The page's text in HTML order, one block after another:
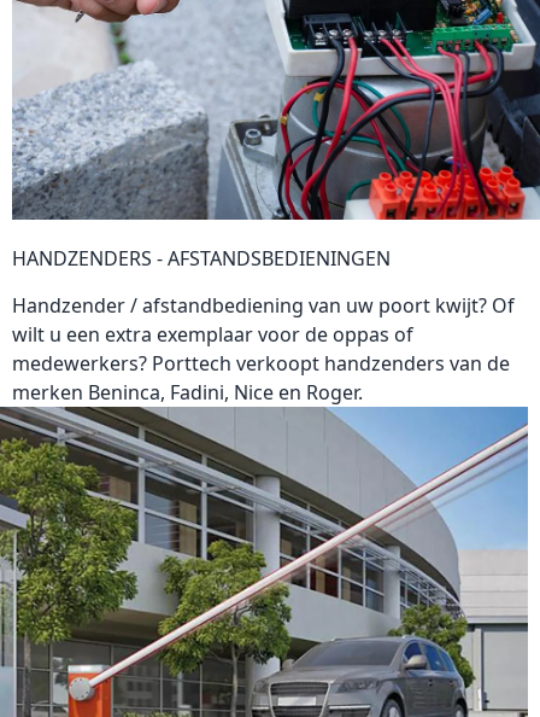
HANDZENDERS - AFSTANDSBEDIENINGEN
Handzender / afstandbediening van uw poort kwijt? Of
wilt u een extra exemplaar voor de oppas of
medewerkers? Porttech verkoopt handzenders van de
merken Beninca, Fadini, Nice en Roger.